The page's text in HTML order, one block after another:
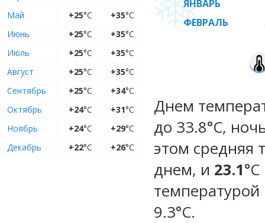
Май
+25°C +35°C
Июнь
+25°C +35°C
Июль
+25°C +35°C
Август
+25°C +35°C
Сентябрь
+25°C +34°C
Октябрь
+24°C +31°C
Ноябрь
+24°C +29°C
Декабрь
+22°C +26°C
ЯНВАРЬ
ФЕВРАЛЬ
Днем
до 33.8°C,
этом средняя
днем, и 23.1
температурой
9.3°С.